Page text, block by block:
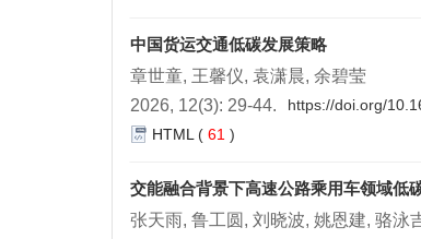
中国货运交通低碳发展策略
章世童, 王馨仪, 袁潇晨, 余碧莹
2026, 12(3): 29-44.
https://doi.org/
HTML ( 61 )
交能融合背景下高速公路乘用车领域低
张天雨, 鲁工圆, 刘晓波, 姚恩建, 骆泳